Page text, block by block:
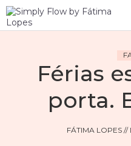
Férias
porta.
FÁTIMA LOPES //